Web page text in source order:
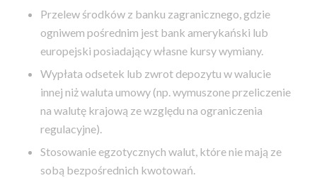
Przelew środków z banku zagranicznego, gdzie
ogniwem pośrednim jest bank amerykański lub
europejski posiadający własne kursy wymiany.
Wypłata odsetek lub zwrot depozytu w walucie
innej niż waluta umowy (np. wymuszone przeliczenie
na walutę krajową ze względu na ograniczenia
regulacyjne).
Stosowanie egzotycznych walut, które nie mają ze
sobą bezpośrednich kwotowań.